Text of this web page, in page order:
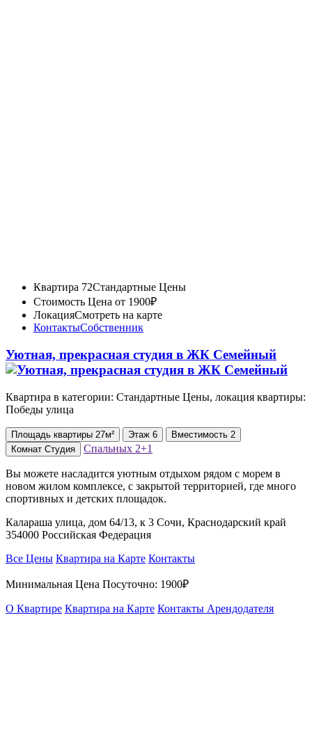
Квартира 72Стандартные Цены
Стоимость Цена от 1900₽
ЛокацияСмотреть на карте
КонтактыСобственник
Уютная, прекрасная студия в ЖК Семейный
Квартира в категории: Стандартные Цены, локация квартиры:
Победы улица
Площадь квартиры 27м² Этаж 6 Вместимость 2
Комнат Студия Спальных 2+1
Вы можете насладится уютным отдыхом рядом с морем в
новом жилом комплексе, с закрытой территорией, где много
спортивных и детских площадок.
Калараша улица, дом 64/13, к 3 Сочи, Краснодарский край
354000 Российская Федерация
Все Цены Квартира на Карте Контакты
Минимальная Цена Посуточно: 1900₽
О Квартире Квартира на Карте Контакты Арендодателя